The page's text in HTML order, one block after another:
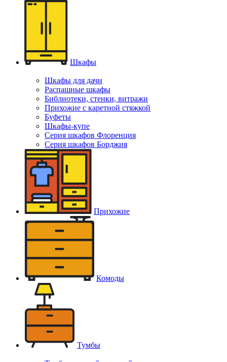
Шкафы
Шкафы для дачи
Распашные шкафы
Библиотеки, стенки, витражи
Прихожие с каретной стяжкой
Буфеты
Шкафы-купе
Серия шкафов Флоренция
Серия шкафов Борджия
Прихожие
Комоды
Тумбы